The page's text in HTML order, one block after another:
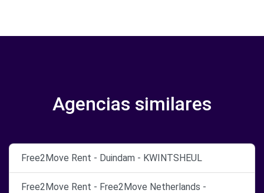
Agencias similares
Free2Move Rent - Duindam - KWINTSHEUL
Free2Move Rent - Free2Move Netherlands -